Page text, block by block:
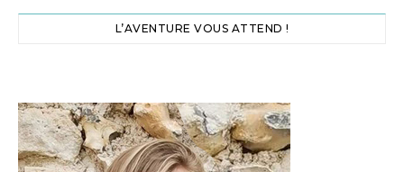
L’AVENTURE VOUS ATTEND !